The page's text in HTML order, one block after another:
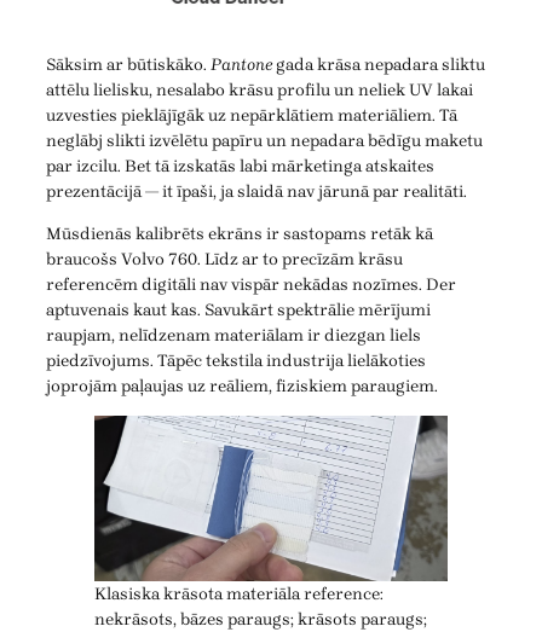
Sāksim ar būtiskāko. Pantonegada krāsa nepadara sliktu
attēlu lielisku, nesalabo krāsu profilu un neliek UV lakai
uzvesties pieklājīgāk uz nepārklātiem materiāliem. Tā
neglābj slikti izvēlētu papīru un nepadara bēdīgu maketu
par izcilu. Bet tā izskatās labi mārketinga atskaites
prezentācijā — it īpaši, ja slaidā nav jārunā par realitāti.
Mūsdienās kalibrēts ekrāns ir sastopams retāk kā
braucošs Volvo 760. Līdz ar to precīzām krāsu
referencēm digitāli nav vispār nekādas nozīmes. Der
aptuvenais kaut kas. Savukārt spektrālie mērījumi
raupjam, nelīdzenam materiālam ir diezgan liels
piedzīvojums. Tāpēc tekstila industrija lielākoties
joprojām paļaujas uz reāliem, fiziskiem paraugiem.
Klasiska krāsota materiāla reference:
nekrāsots, bāzes paraugs; krāsots paraugs;